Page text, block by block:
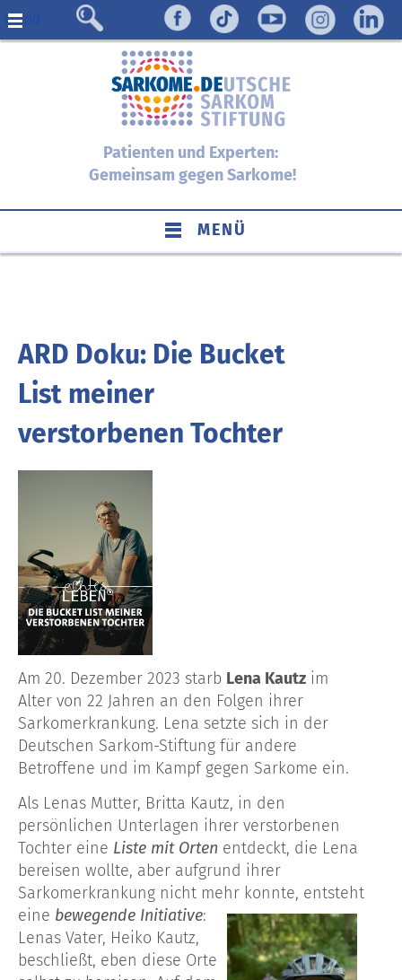
Menü
Patienten und Experten:
Gemeinsam gegen Sarkome!
MENÜ
ARD Doku: Die Bucket
List meiner
verstorbenen Tochter
Am 20. Dezember 2023 starb Lena Kautz im
Alter von 22 Jahren an den Folgen ihrer
Sarkomerkrankung. Lena setzte sich in der
Deutschen Sarkom-Stiftung für andere
Betroffene und im Kampf gegen Sarkome ein.
Als Lenas Mutter, Britta Kautz, in den
persönlichen Unterlagen ihrer verstorbenen
Tochter eine Liste mit Orten entdeckt, die Lena
bereisen wollte, aber aufgrund ihrer
Sarkomerkrankung nicht mehr konnte, entsteht
eine bewegende Initiative:
Lenas Vater, Heiko Kautz,
beschließt, eben diese Orte